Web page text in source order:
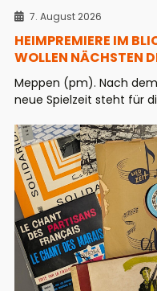
7. August 2026
HEIMPREMIERE IM
WOLLEN NÄCHSTEN
Meppen (pm). Nach
neue Spielzeit steht für